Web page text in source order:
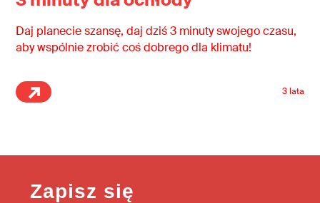
Daj planecie szansę, daj dziś 3 minuty swojego czasu,
aby wspólnie zrobić coś dobrego dla klimatu!
3 lata
Zapisz się